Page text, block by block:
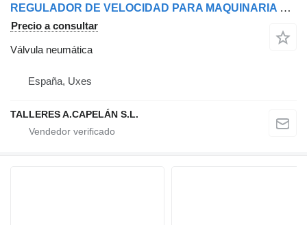
REGULADOR DE VELOCIDAD PARA MAQUINARIA PESADA válvula neumática para camión
Precio a consultar
Válvula neumática
España, Uxes
TALLERES A.CAPELÁN S.L.